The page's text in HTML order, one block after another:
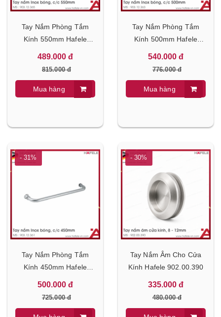
Tay Nắm Phòng Tắm
Kính 550mm Hafele
903.12.365
489.000 đ
815.000 đ
Mua hàng
Tay Nắm Phòng Tắm
Kính 500mm Hafele
903.12.363
540.000 đ
776.000 đ
Mua hàng
- 31%
Tay Nắm Phòng Tắm
Kính 450mm Hafele
903.12.361
500.000 đ
725.000 đ
- 30%
Tay Nắm Âm Cho Cửa
Kính Hafele 902.00.390
335.000 đ
480.000 đ